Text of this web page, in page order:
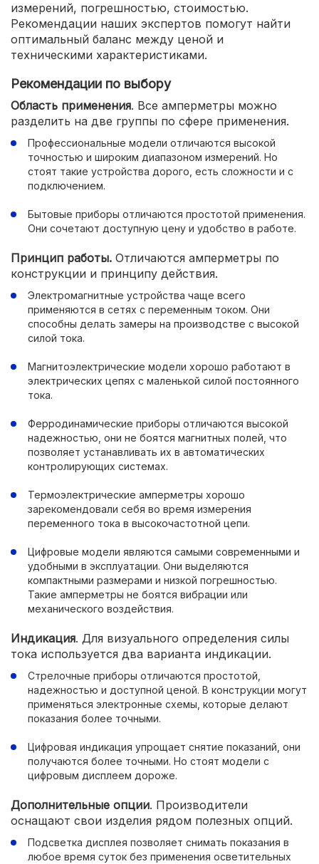
измерений, погрешностью, стоимостью.
Рекомендации наших экспертов помогут найти
оптимальный баланс между ценой и
техническими характеристиками.
Рекомендации по выбору
Область применения. Все амперметры можно
разделить на две группы по сфере применения.
Профессиональные модели отличаются высокой
точностью и широким диапазоном измерений. Но
стоят такие устройства дорого, есть сложности и с
подключением.
Бытовые приборы отличаются простотой применения.
Они сочетают доступную цену и удобство в работе.
Принцип работы. Отличаются амперметры по
конструкции и принципу действия.
Электромагнитные устройства чаще всего
применяются в сетях с переменным током. Они
способны делать замеры на производстве с высокой
силой тока.
Магнитоэлектрические модели хорошо работают в
электрических цепях с маленькой силой постоянного
тока.
Ферродинамические приборы отличаются высокой
надежностью, они не боятся магнитных полей, что
позволяет устанавливать их в автоматических
контролирующих системах.
Термоэлектрические амперметры хорошо
зарекомендовали себя во время измерения
переменного тока в высокочастотной цепи.
Цифровые модели являются самыми современными и
удобными в эксплуатации. Они выделяются
компактными размерами и низкой погрешностью.
Такие амперметры не боятся вибрации или
механического воздействия.
Индикация. Для визуального определения силы
тока используется два варианта индикации.
Стрелочные приборы отличаются простотой,
надежностью и доступной ценой. В конструкции могут
применяться электронные схемы, которые делают
показания более точными.
Цифровая индикация упрощает снятие показаний, они
получаются более точными. Но стоят модели с
цифровым дисплеем дороже.
Дополнительные опции. Производители
оснащают свои изделия рядом полезных опций.
Подсветка дисплея позволяет снимать показания в
любое время суток без применения осветительных